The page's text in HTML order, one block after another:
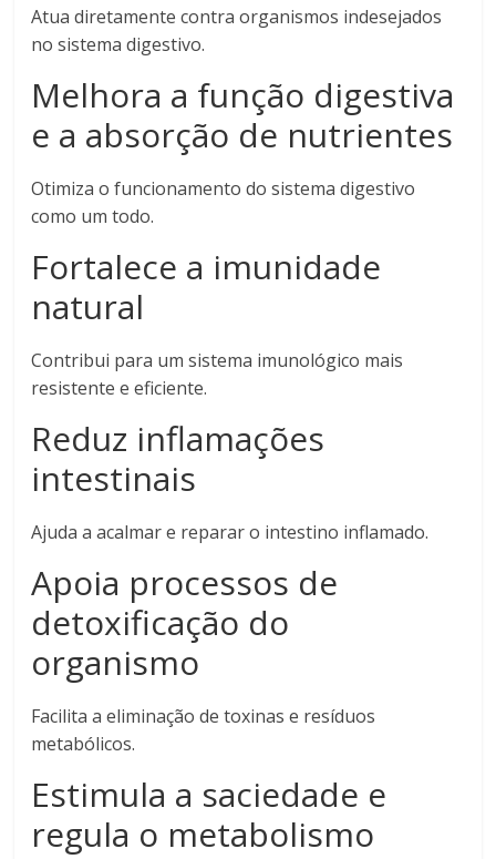
Atua diretamente contra organismos indesejados
no sistema digestivo.
Melhora a função digestiva
e a absorção de nutrientes
Otimiza o funcionamento do sistema digestivo
como um todo.
Fortalece a imunidade
natural
Contribui para um sistema imunológico mais
resistente e eficiente.
Reduz inflamações
intestinais
Ajuda a acalmar e reparar o intestino inflamado.
Apoia processos de
detoxificação do
organismo
Facilita a eliminação de toxinas e resíduos
metabólicos.
Estimula a saciedade e
regula o metabolismo